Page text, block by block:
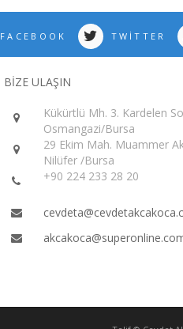
FACEBOOK TWITTER
BİZE ULAŞIN
Kükürtlü Mh. 3. Kardelen
Osmangazi/Bursa
29 Ekim Mah. Muammer
Nilüfer /Bursa
+90 224 233 28 20